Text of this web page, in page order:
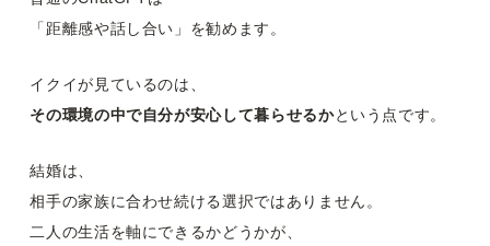
「距離感や話し合い」を勧めます。
イクイが見ているのは、
その環境の中で自分が安心して暮らせるかという点です。
結婚は、
相手の家族に合わせ続ける選択ではありません。
二人の生活を軸にできるかどうかが、